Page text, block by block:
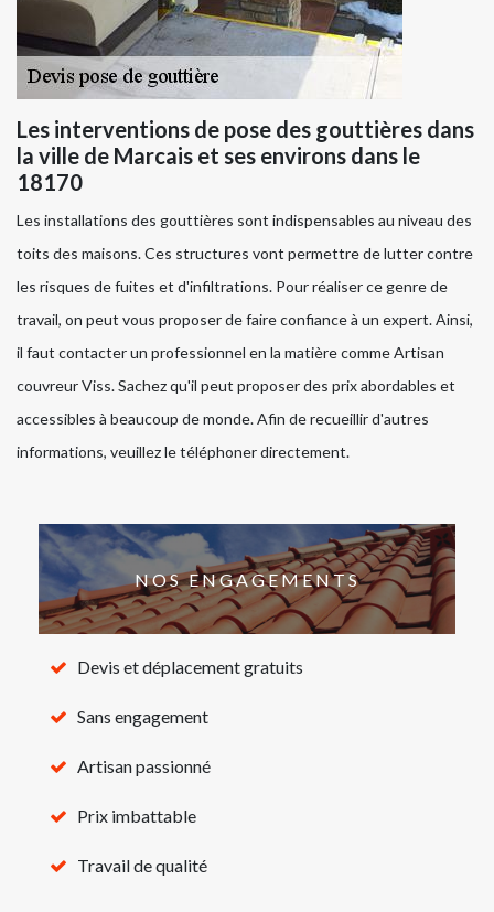
Les interventions de pose des gouttières dans
la ville de Marcais et ses environs dans le
18170
Les installations des gouttières sont indispensables au niveau des
toits des maisons. Ces structures vont permettre de lutter contre
les risques de fuites et d'infiltrations. Pour réaliser ce genre de
travail, on peut vous proposer de faire confiance à un expert. Ainsi,
il faut contacter un professionnel en la matière comme Artisan
couvreur Viss. Sachez qu'il peut proposer des prix abordables et
accessibles à beaucoup de monde. Afin de recueillir d'autres
informations, veuillez le téléphoner directement.
NOS ENGAGEMENTS
Devis et déplacement gratuits
Sans engagement
Artisan passionné
Prix imbattable
Travail de qualité